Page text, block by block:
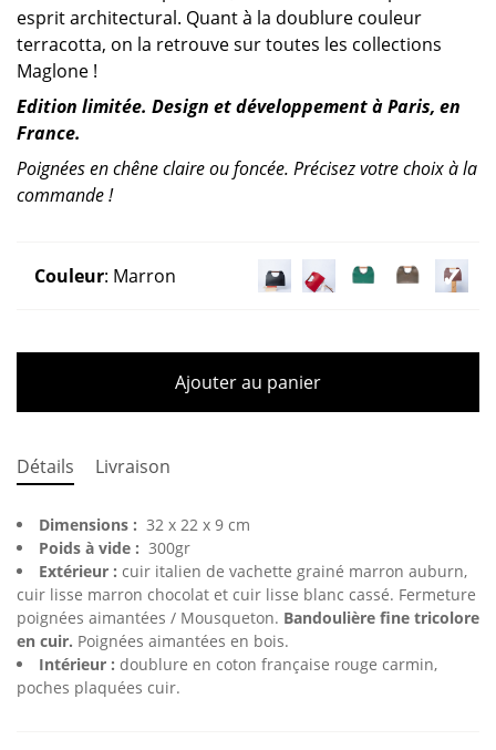
esprit architectural. Quant à la doublure couleur
terracotta, on la retrouve sur toutes les collections
Maglone !
Edition limitée. Design et développement à Paris, en
France.
Poignées en chêne claire ou foncée. Précisez votre choix à la
commande !
Couleur: Marron
Ajouter au panier
Détails Livraison
Dimensions : 32 x 22 x 9 cm
Poids à vide : 300gr
Extérieur : cuir italien de vachette grainé marron auburn,
cuir lisse marron chocolat et cuir lisse blanc cassé. Fermeture
poignées aimantées / Mousqueton. Bandoulière fine tricolore
en cuir. Poignées aimantées en bois.
Intérieur : doublure en coton française rouge carmin,
poches plaquées cuir.